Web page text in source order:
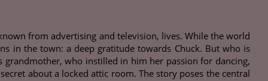
from advertising and television, lives. While the world
in the town: a deep gratitude towards Chuck. But who is
who instilled in him her passion for dancing,
about a locked attic room. The story poses the central